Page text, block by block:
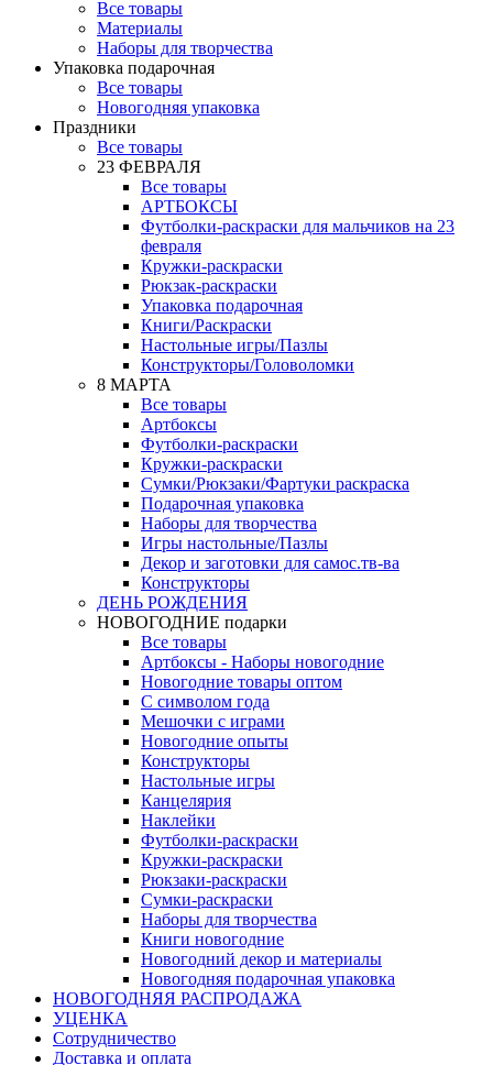
Все товары
Материалы
Наборы для творчества
Упаковка подарочная
Все товары
Новогодняя упаковка
Праздники
Все товары
23 ФЕВРАЛЯ
Все товары
АРТБОКСЫ
Футболки-раскраски для мальчиков на 23
февраля
Кружки-раскраски
Рюкзак-раскраски
Упаковка подарочная
Книги/Раскраски
Настольные игры/Пазлы
Конструкторы/Головоломки
8 МАРТА
Все товары
Артбоксы
Футболки-раскраски
Кружки-раскраски
Сумки/Рюкзаки/Фартуки раскраска
Подарочная упаковка
Наборы для творчества
Игры настольные/Пазлы
Декор и заготовки для самос.тв-ва
Конструкторы
ДЕНЬ РОЖДЕНИЯ
НОВОГОДНИЕ подарки
Все товары
Артбоксы - Наборы новогодние
Новогодние товары оптом
С символом года
Мешочки с играми
Новогодние опыты
Конструкторы
Настольные игры
Канцелярия
Наклейки
Футболки-раскраски
Кружки-раскраски
Рюкзаки-раскраски
Сумки-раскраски
Наборы для творчества
Книги новогодние
Новогодний декор и материалы
Новогодняя подарочная упаковка
НОВОГОДНЯЯ РАСПРОДАЖА
УЦЕНКА
Сотрудничество
Доставка и оплата